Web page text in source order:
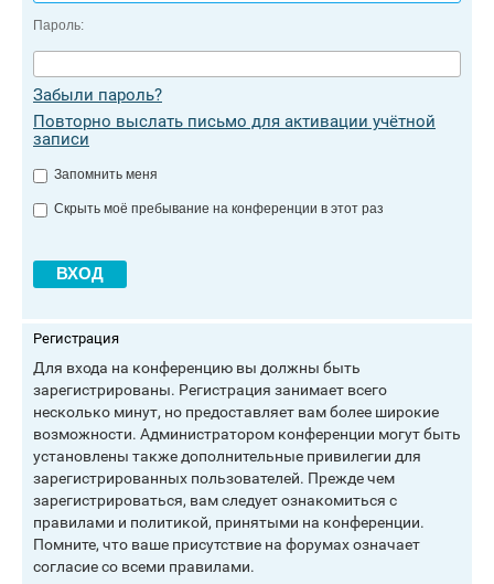
Пароль:
Забыли пароль?
Повторно выслать письмо для активации учётной
записи
Запомнить меня
Скрыть моё пребывание на конференции в этот раз
Регистрация
Для входа на конференцию вы должны быть
зарегистрированы. Регистрация занимает всего
несколько минут, но предоставляет вам более широкие
возможности. Администратором конференции могут быть
установлены также дополнительные привилегии для
зарегистрированных пользователей. Прежде чем
зарегистрироваться, вам следует ознакомиться с
правилами и политикой, принятыми на конференции.
Помните, что ваше присутствие на форумах означает
согласие со всеми правилами.